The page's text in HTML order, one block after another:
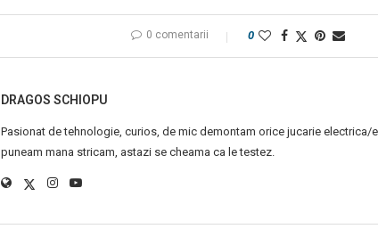
0 comentarii 0
DRAGOS SCHIOPU
Pasionat de tehnologie, curios, de mic demontam orice jucarie electrica/
puneam mana stricam, astazi se cheama ca le testez.